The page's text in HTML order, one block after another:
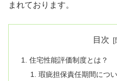
まれております。
目次
住宅性能評価制度とは？
瑕疵担保責任期間につ